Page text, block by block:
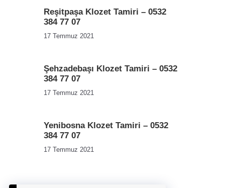
Reşitpaşa Klozet Tamiri – 0532
384 77 07
17 Temmuz 2021
Şehzadebaşı Klozet Tamiri – 0532
384 77 07
17 Temmuz 2021
Yenibosna Klozet Tamiri – 0532
384 77 07
17 Temmuz 2021